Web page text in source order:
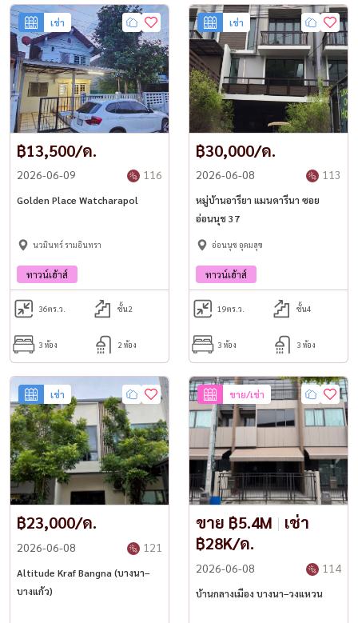
เช่า
฿13,500/ด.
2026-06-09 116
Golden Place Watcharapol
นวมินทร์ รามอินทรา
ทาวน์เฮ้าส์
36ตร.ว. ชั้น2
3 ห้อง 2 ห้อง
เช่า
฿30,000/ด.
2026-06-08 113
หมู่บ้านอารียา แมนดารีนา ซอย
อ่อนนุช 37
อ่อนนุช อุดมสุข
ทาวน์เฮ้าส์
19ตร.ว. ชั้น4
3 ห้อง 3 ห้อง
เช่า
฿23,000/ด.
2026-06-08 121
Altitude Kraf Bangna (บางนา–
บางแก้ว)
ขาย/เช่า
ขาย ฿5.4M | เช่า
฿28K/ด.
2026-06-08 114
บ้านกลางเมือง บางนา–วงแหวน